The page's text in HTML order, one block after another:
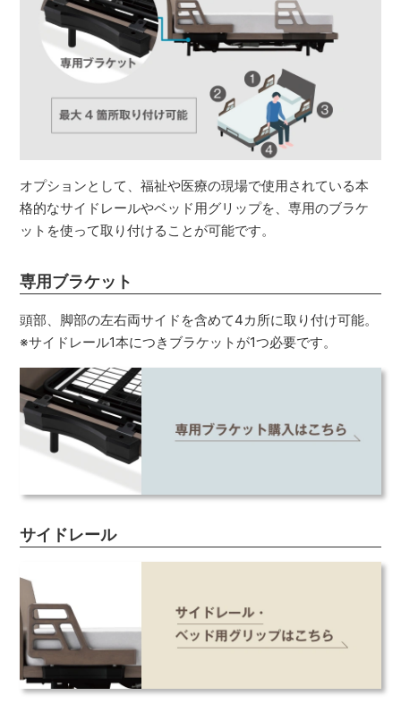
オプションとして、福祉や医療の現場で使用されている本
格的なサイドレールやベッド用グリップを、専用のブラケ
ットを使って取り付けることが可能です。
専用ブラケット
頭部、脚部の左右両サイドを含めて4カ所に取り付け可能。
※サイドレール1本につきブラケットが1つ必要です。
サイドレール